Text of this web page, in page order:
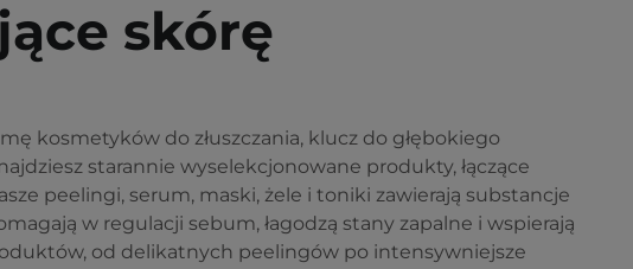
skórę
kosmetyków do złuszczania, klucz do głębokiego
starannie wyselekcjonowane produkty, łączące
peelingi, serum, maski, żele i toniki zawierają substancje
w regulacji sebum, łagodzą stany zapalne i wspierają
od delikatnych peelingów po intensywniejsze